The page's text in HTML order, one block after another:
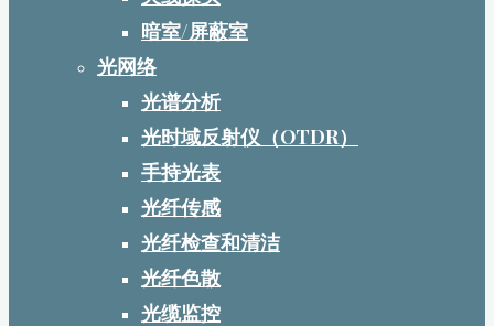
暗室/屏蔽室
光网络
光谱分析
光时域反射仪（OTDR）
手持光表
光纤传感
光纤检查和清洁
光纤色散
光缆监控